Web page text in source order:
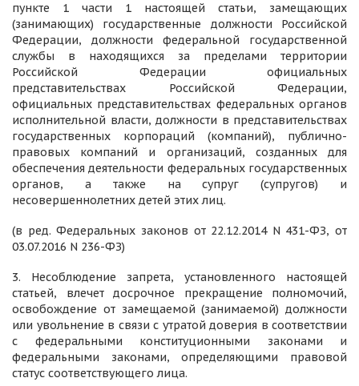
пункте 1 части 1 настоящей статьи, замещающих
(занимающих) государственные должности Российской
Федерации, должности федеральной государственной
службы в находящихся за пределами территории
Российской Федерации официальных
представительствах Российской Федерации,
официальных представительствах федеральных органов
исполнительной власти, должности в представительствах
государственных корпораций (компаний), публично-
правовых компаний и организаций, созданных для
обеспечения деятельности федеральных государственных
органов, а также на супруг (супругов) и
несовершеннолетних детей этих лиц.
(в ред. Федеральных законов от 22.12.2014 N 431-ФЗ, от
03.07.2016 N 236-ФЗ)
3. Несоблюдение запрета, установленного настоящей
статьей, влечет досрочное прекращение полномочий,
освобождение от замещаемой (занимаемой) должности
или увольнение в связи с утратой доверия в соответствии
с федеральными конституционными законами и
федеральными законами, определяющими правовой
статус соответствующего лица.